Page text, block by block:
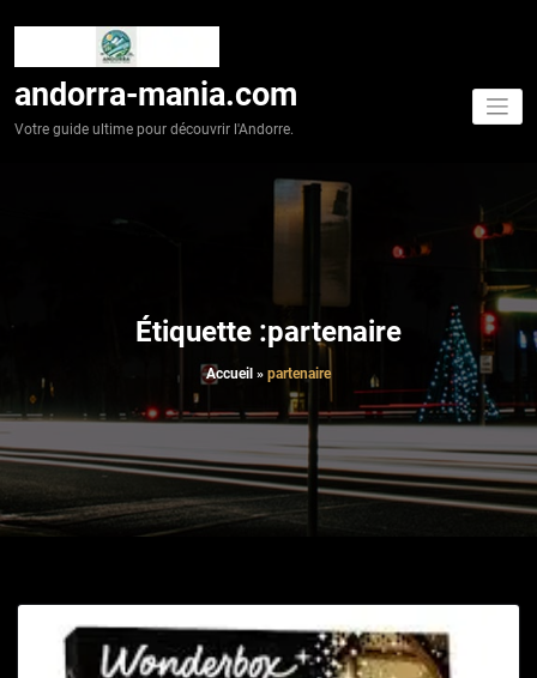
andorra-mania.com
Votre guide ultime pour découvrir l'Andorre.
Étiquette :partenaire
Accueil » partenaire